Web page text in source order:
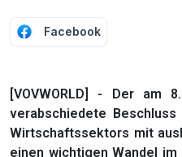
Facebook
[VOVWORLD] - Der am
verabschiedete
Wirtschaftssektors mit
einen wichtigen Wandel